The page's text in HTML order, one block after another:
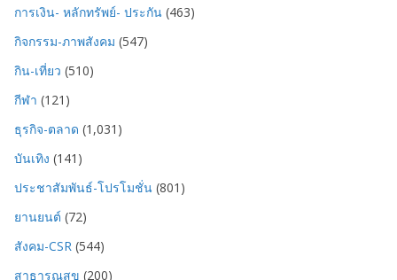
การเงิน- หลักทรัพย์- ประกัน (463)
กิจกรรม-ภาพสังคม (547)
กิน-เที่ยว (510)
กีฬา (121)
ธุรกิจ-ตลาด (1,031)
บันเทิง (141)
ประชาสัมพันธ์-โปรโมชั่น (801)
ยานยนต์ (72)
สังคม-CSR (544)
สาธารณสุข (200)